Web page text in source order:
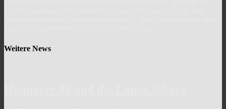
Weitere News